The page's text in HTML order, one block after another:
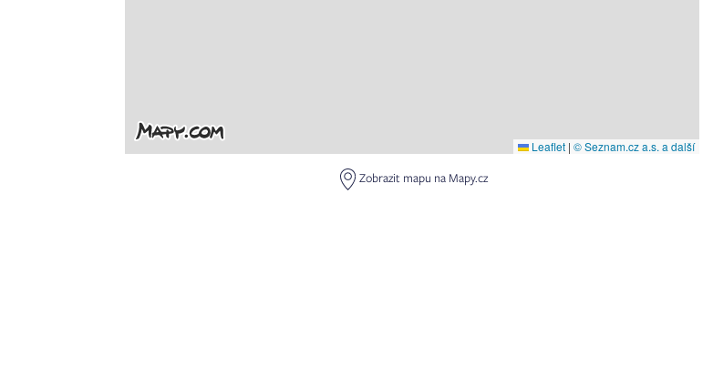
Leaflet | © Seznam.cz a.s. a další
Zobrazit mapu na Mapy.cz